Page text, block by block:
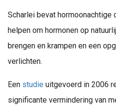
Scharlei bevat hormoonachtige
helpen om hormonen op
brengen en krampen en een
verlichten.
Een studie uitgevoerd in 2006
significante vermindering van